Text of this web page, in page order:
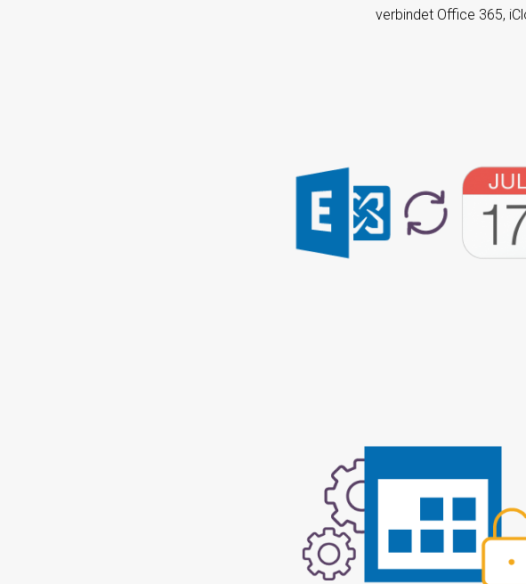
verbindet Office 365,